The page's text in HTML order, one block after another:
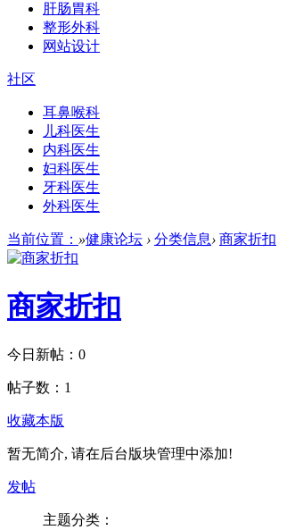
肝肠胃科
整形外科
网站设计
社区
耳鼻喉科
儿科医生
内科医生
妇科医生
牙科医生
外科医生
当前位置： »健康论坛 › 分类信息› 商家折扣
商家折扣
今日新帖： 0
帖子数： 1
收藏本版
暂无简介, 请在后台版块管理中添加!
发帖
主题分类：